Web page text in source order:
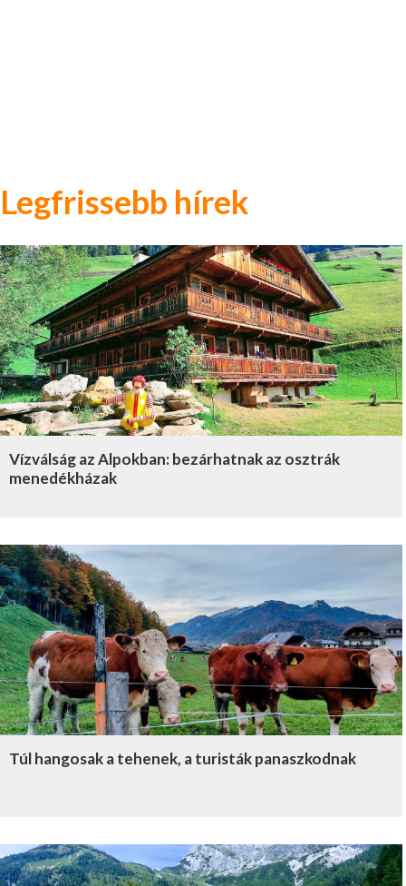
Legfrissebb hírek
Vízválság az Alpokban: bezárhatnak az osztrák
menedékházak
Túl hangosak a tehenek, a turisták panaszkodnak